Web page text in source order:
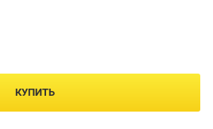
КУПИТЬ